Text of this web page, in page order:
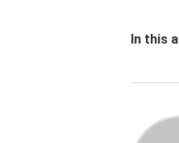
In this